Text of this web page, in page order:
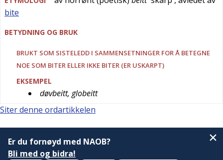
bite
BETYDNING OG BRUK
BRUKT SOM SISTELEDD I SAMMENSETNINGER FOR Å BETEGNE
NOE SOM BITER ELLER IKKE BITER (ER USKARPT)
EKSEMPEL
døvbeitt, globeitt
Siter denne ordartikkelen
Er du fornøyd med NAOB?
Bli med og bidra!